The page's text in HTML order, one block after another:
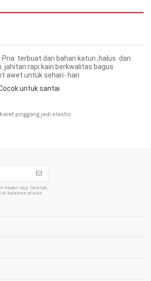
Pria terbuat dari bahan katun ,halus dan
jahitan rapi kain berkwalitas bagus
awet untuk sehari- hari
untuk santai
pinggang jadi elastis
kapan saja. Caranya,
halaman aturan